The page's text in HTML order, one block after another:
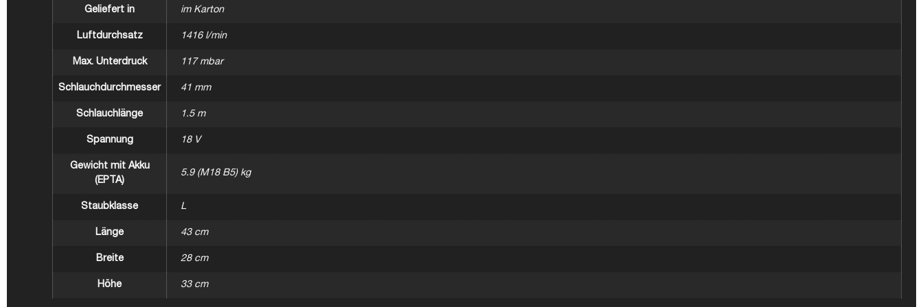
Geliefert in im Karton
Luftdurchsatz 1416 l/min
Max. Unterdruck 117 mbar
Schlauchdurchmesser 41 mm
Schlauchlänge 1.5 m
Spannung 18 V
Gewicht mit Akku
(EPTA)
5.9 (M18 B5) kg
Staubklasse L
Länge 43 cm
Breite 28 cm
Höhe 33 cm